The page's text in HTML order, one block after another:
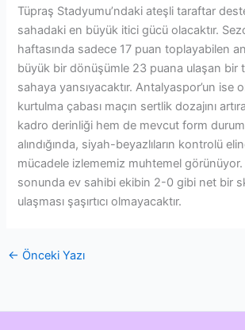
Tüpraş Stadyumu’ndaki ateşli taraftar
sahadaki en büyük itici gücü olacaktır.
haftasında sadece 17 puan toplayabilen
büyük bir dönüşümle 23 puana ulaşan bir
sahaya yansıyacaktır. Antalyaspor’un ise
kurtulma çabası maçın sertlik dozajını
kadro derinliği hem de mevcut form
alındığında, siyah-beyazlıların kontrolü
mücadele izlememiz muhtemel görünüyor.
sonunda ev sahibi ekibin 2-0 gibi net bir
ulaşması şaşırtıcı olmayacaktır.
← Önceki Yazı